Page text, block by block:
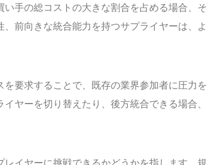
手の総コストの大きな割合を占める場合、そ
前向きな統合能力を持つサプライヤーは、よ
要求することで、既存の業界参加者に圧力を
ヤーを切り替えたり、後方統合できる場合、